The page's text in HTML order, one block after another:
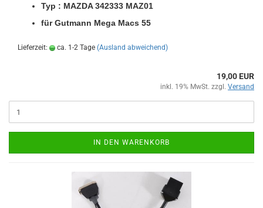
Typ : MAZDA 342333 MAZ01
für Gut­mann Mega Macs 55
Lieferzeit: ca. 1-2 Tage (Ausland abweichend)
19,00 EUR
inkl. 19% MwSt. zzgl. Versand
IN DEN WARENKORB